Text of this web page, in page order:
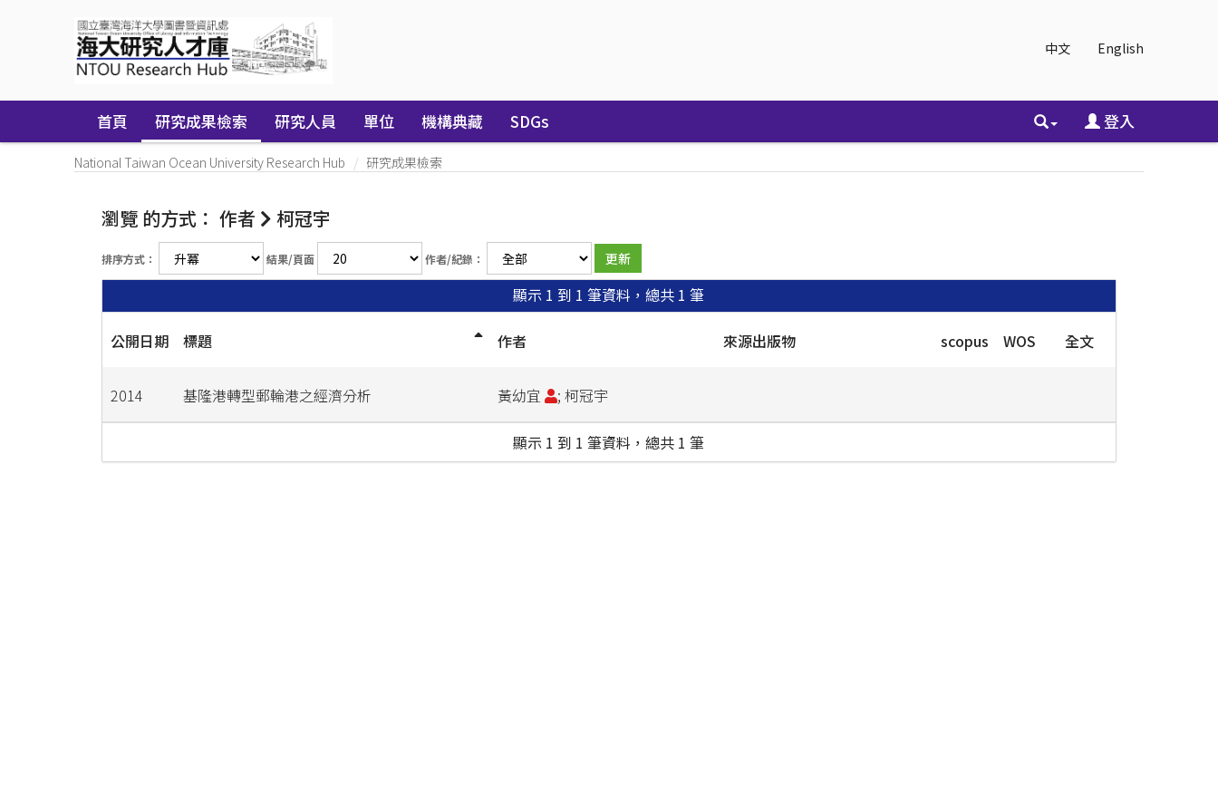
中文 English
首頁 研究成果檢索 研究人員 單位 機構典藏 SDGs 登入
National Taiwan Ocean University Research Hub 研究成果檢索
瀏覽 的方式： 作者 柯冠宇
排序方式： 結果/頁面 作者/紀錄：
顯示 1 到 1 筆資料，總共 1 筆
公開日期 標題 作者 來源出版物 scopus WOS 全文
2014 基隆港轉型郵輪港之經濟分析 黃幼宜 ; 柯冠宇
顯示 1 到 1 筆資料，總共 1 筆